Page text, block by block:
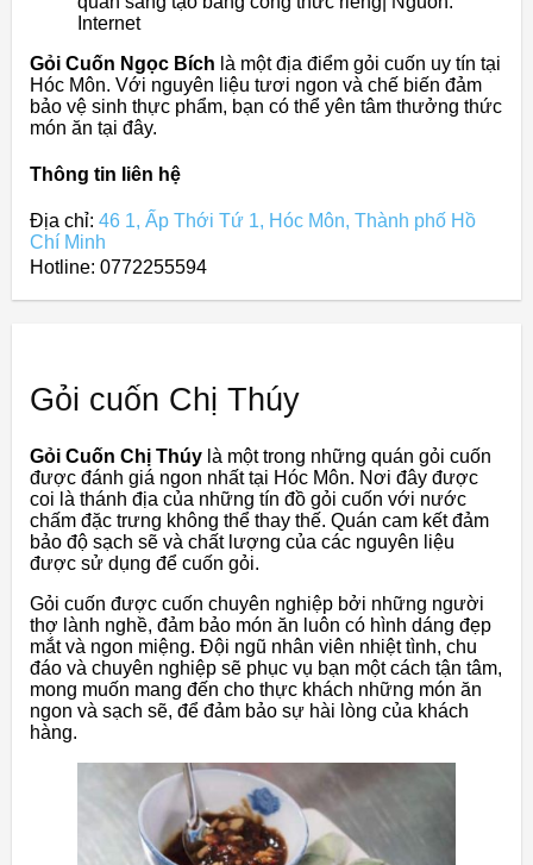
Internet
Gỏi Cuốn Ngọc Bích là một địa điểm gỏi cuốn uy tín tại
Hóc Môn. Với nguyên liệu tươi ngon và chế biến đảm
bảo vệ sinh thực phẩm, bạn có thể yên tâm thưởng thức
món ăn tại đây.
Thông tin liên hệ
Địa chỉ: 46 1, Ấp Thới Tứ 1, Hóc Môn, Thành phố Hồ
Chí Minh
Hotline: 0772255594
Gỏi cuốn Chị Thúy
Gỏi Cuốn Chị Thúy là một trong những quán gỏi cuốn
được đánh giá ngon nhất tại Hóc Môn. Nơi đây được
coi là thánh địa của những tín đồ gỏi cuốn với nước
chấm đặc trưng không thể thay thế. Quán cam kết đảm
bảo độ sạch sẽ và chất lượng của các nguyên liệu
được sử dụng để cuốn gỏi.
Gỏi cuốn được cuốn chuyên nghiệp bởi những người
thợ lành nghề, đảm bảo món ăn luôn có hình dáng đẹp
mắt và ngon miệng. Đội ngũ nhân viên nhiệt tình, chu
đáo và chuyên nghiệp sẽ phục vụ bạn một cách tận tâm,
mong muốn mang đến cho thực khách những món ăn
ngon và sạch sẽ, để đảm bảo sự hài lòng của khách
hàng.